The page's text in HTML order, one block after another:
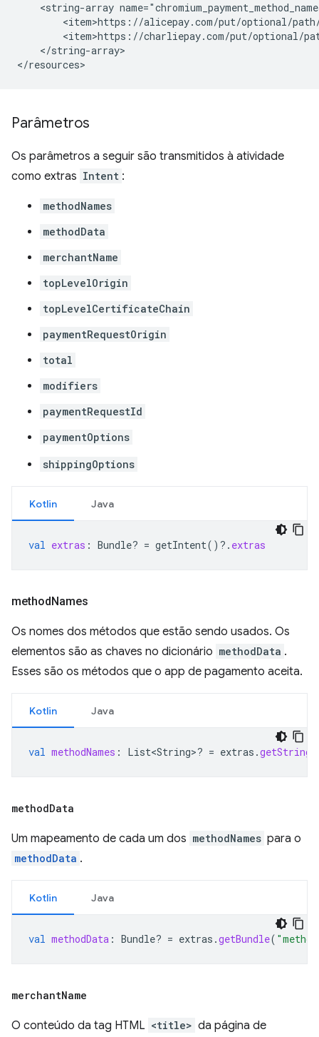
<string-array
</string-array>
Parâmetros
Os parâmetros a seguir são transmitidos à atividade
como extras Intent :
methodNames
methodData
merchantName
topLevelOrigin
topLevelCertificateChain
paymentRequestOrigin
total
modifiers
paymentRequestId
paymentOptions
shippingOptions
Kotlin Java
val extras : Bundle? = getIntent() ?. extras
methodNames
Os nomes dos métodos que estão sendo usados. Os
elementos são as chaves no dicionário methodData .
Esses são os métodos que o app de pagamento aceita.
Kotlin Java
val methodNames : List<String>? = extras .
methodData
Um mapeamento de cada um dos methodNames para o
methodData .
Kotlin Java
val methodData : Bundle? = extras .getBundle(
merchantName
O conteúdo da tag HTML <title> da página de